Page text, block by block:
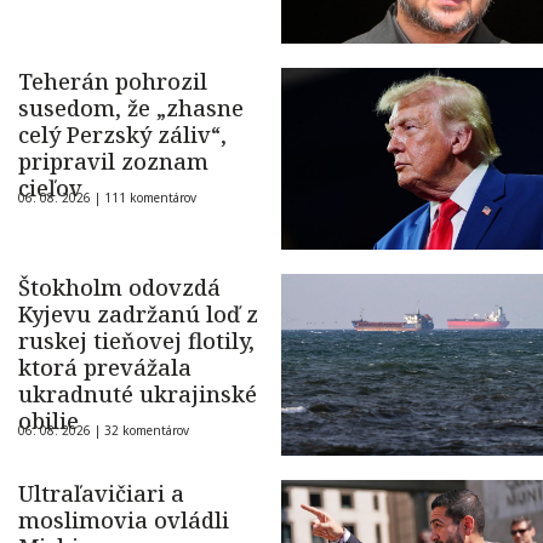
Teherán pohrozil
susedom, že „zhasne
celý Perzský záliv“,
pripravil zoznam
cieľov
06. 08. 2026 | 111 komentárov
Štokholm odovzdá
Kyjevu zadržanú loď z
ruskej tieňovej flotily,
ktorá prevážala
ukradnuté ukrajinské
obilie
06. 08. 2026 | 32 komentárov
Ultraľavičiari a
moslimovia ovládli